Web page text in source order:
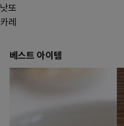
낫또
카레
베스트 아이템